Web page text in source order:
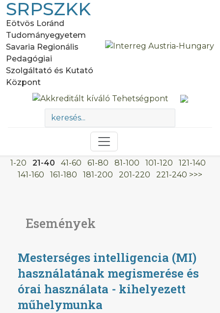
SRPSZKK
Eötvös Loránd
Tudományegyetem
Savaria Regionális
Pedagógiai
Szolgáltató és Kutató
Központ
Események
Mesterséges intelligencia (MI)
használatának megismerése és
órai használata - kihelyezett
műhelymunka
1-20 21-40 41-60 61-80 81-100 101-120
121-140
141-160
161-180 181-200 201-220 221-240 >>>